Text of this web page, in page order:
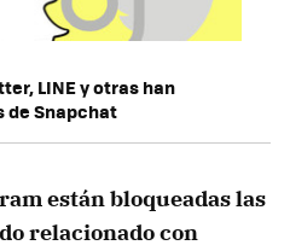
LINE y otras han
Snapchat
están bloqueadas las
relacionado con